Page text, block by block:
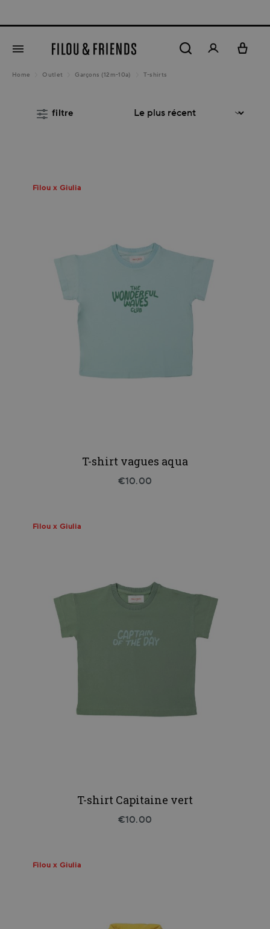
Home Outlet Garçons (12m-10a) T-shirts
filtre
Filou x Giulia
T-shirt vagues aqua
€10.00
Filou x Giulia
T-shirt Capitaine vert
€10.00
Filou x Giulia